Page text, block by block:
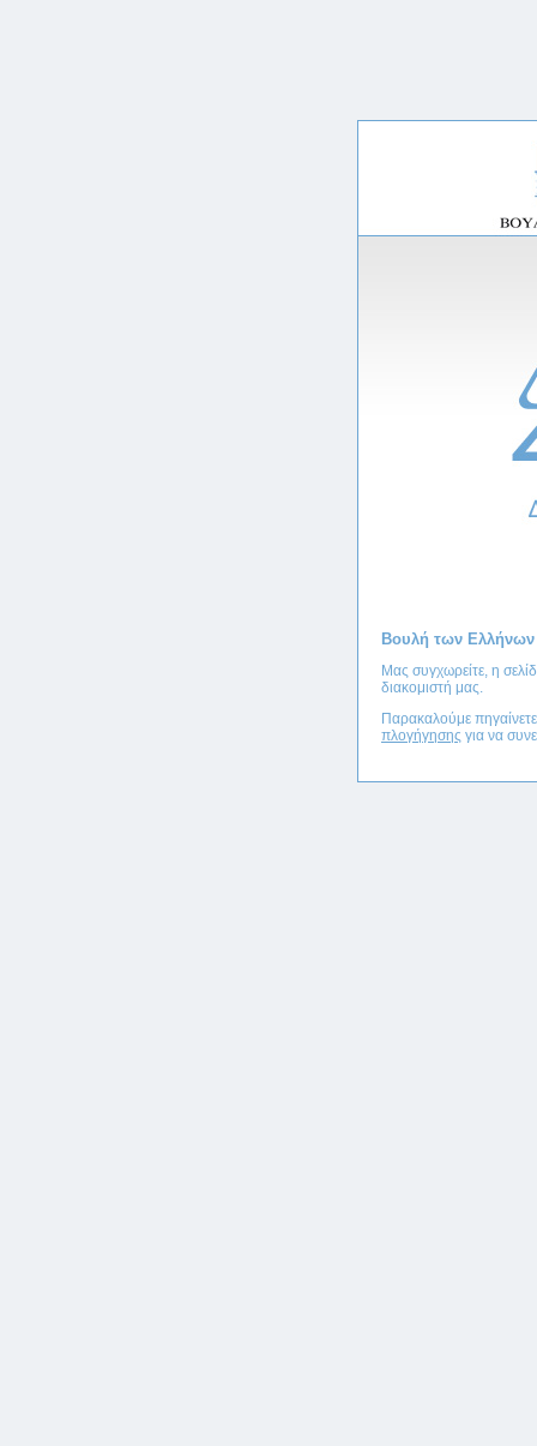
Βουλή των Ελλήνων
Μας συγχωρείτε, η
διακομιστή μας.
Παρακαλούμε
πλογήγησης για να